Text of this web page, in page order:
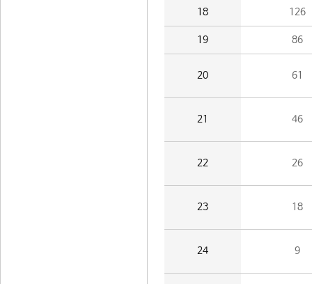
18 126
19 86
20 61
21 46
22 26
23 18
24 9